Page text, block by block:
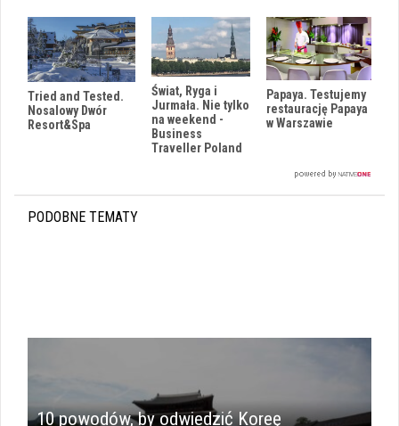
Tried and Tested.
Nosalowy Dwór
Resort&Spa
Świat, Ryga i
Jurmała. Nie tylko
na weekend -
Business
Traveller Poland
Papaya. Testujemy
restaurację Papaya
w Warszawie
PODOBNE TEMATY
10 powodów, by odwiedzić Koreę